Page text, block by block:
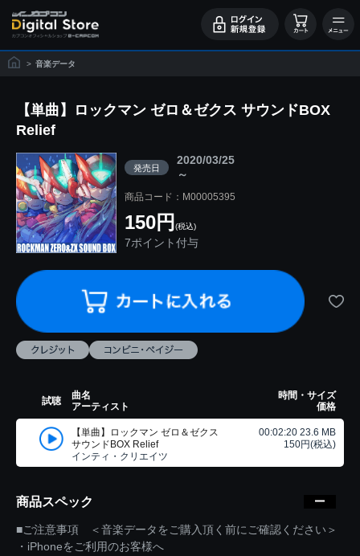
> 音楽データ
【単曲】ロックマン ゼロ＆ゼクス サウンドBOX
Relief
発売日
2020/03/25
～
商品コード：M00005395
150円 (税込)
7ポイント付与
試聴
曲名
アーティスト
時間・サイズ
価格
【単曲】ロックマン ゼロ＆ゼクス
サウンドBOX Relief
インティ・クリエイツ
00:02:20 23.6 MB
150円(税込)
商品スペック
■ご注意事項 ＜音楽データをご購入頂く前にご確認ください＞
・iPhoneをご利用のお客様へ